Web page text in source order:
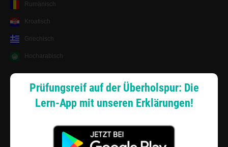
Prüfungsreif auf der Überholspur: Die
Lern-App mit unseren Erklärungen!
Rumänisch
Kroatisch
Griechisch
Hocharabisch
Lernsystem
Android App